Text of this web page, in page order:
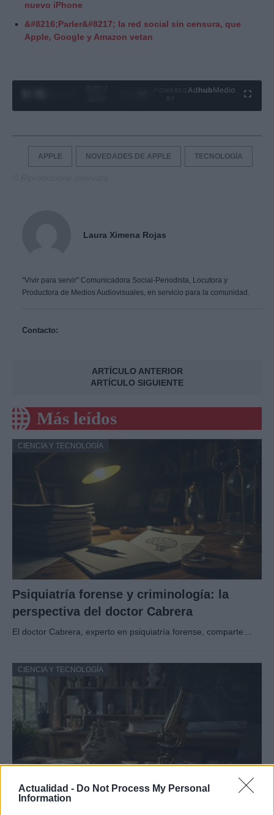
Actualidad - Do Not Process My Personal
Information
nuevo iPhone
&#8216;Parler&#8217; la red social sin censura, que
Apple, Google y Amazon vetan
Ad hubMedia
APPLE NOVEDADES DE APPLE TECNOLOGÍA
Laura Ximena Rojas
"Vivir para servir" Comunicadora Social-Periodista, Locutora y
Productora de Medios Audiovisuales, en servicio para la comunidad.
Contacto:
ARTÍCULO ANTERIOR
ARTÍCULO SIGUIENTE
Más leídos
CIENCIA Y TECNOLOGÍA
Psiquiatría forense y criminología: la
perspectiva del doctor Cabrera
El doctor Cabrera, experto en psiquiatría forense, comparte…
CIENCIA Y TECNOLOGÍA